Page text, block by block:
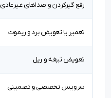
رفع گیرکردن و صداهای غیرعادی
تعمیر یا تعویض برد و ریموت
تعویض تیغه و ریل
سرویس تخصصی و تضمینی